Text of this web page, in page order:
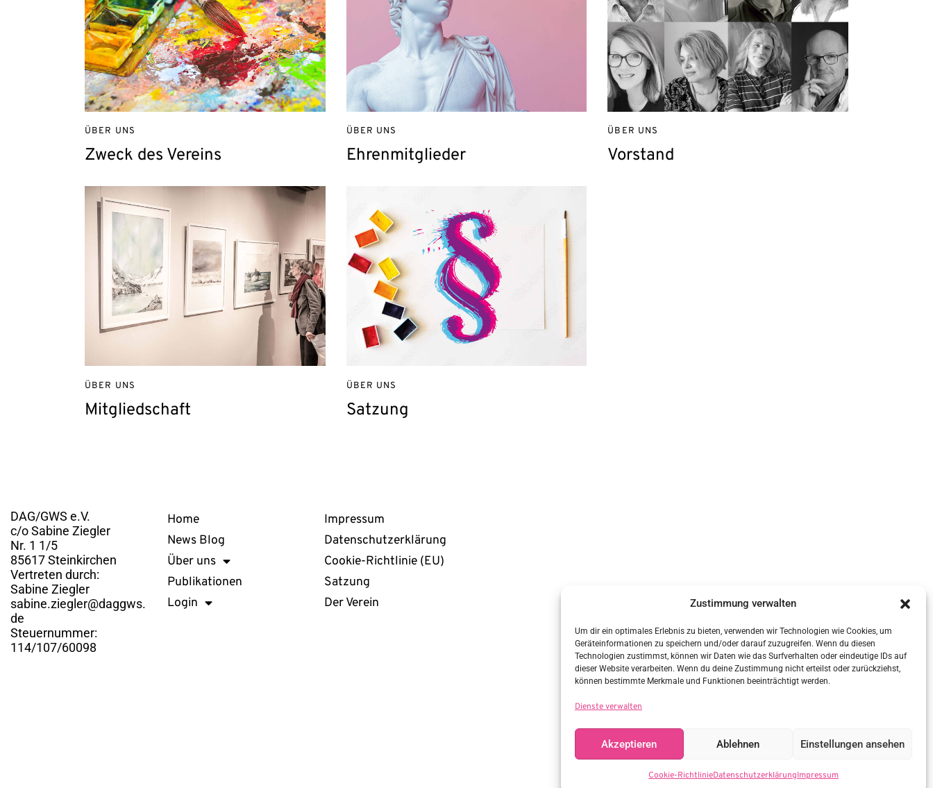
Zustimmung verwalten
Um dir ein optimales Erlebnis zu bieten, verwenden wir Technologien wie Cookies, um
Geräteinformationen zu speichern und/oder darauf zuzugreifen. Wenn du diesen
Technologien zustimmst, können wir Daten wie das Surfverhalten oder eindeutige IDs auf
dieser Website verarbeiten. Wenn du deine Zustimmung nicht erteilst oder zurückziehst,
können bestimmte Merkmale und Funktionen beeinträchtigt werden.
Dienste verwalten
Akzeptieren Ablehnen Einstellungen ansehen
Cookie-RichtlinieDatenschutzerklärungImpressum
Zweck des Vereins
ÜBER UNS
Ehrenmitglieder
ÜBER UNS
Vorstand
ÜBER UNS
Mitgliedschaft
ÜBER UNS
Satzung
ÜBER UNS
DAG/GWS e.V.
c/o Sabine Ziegler
Nr. 1 1/5
85617 Steinkirchen
Vertreten durch:
Sabine Ziegler
sabine.ziegler@daggws.
de
Steuernummer:
114/107/60098
Home
News Blog
Über uns
Publikationen
Login
Impressum
Datenschutzerklärung
Cookie-Richtlinie (EU)
Satzung
Der Verein